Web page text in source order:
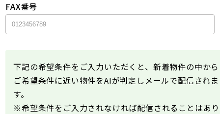
FAX番号
下記の希望条件をご入力いただくと、新着物件の中から
ご希望条件に近い物件をAIが判定しメールで配信されま
す。
※希望条件をご入力されなければ配信されることはあり